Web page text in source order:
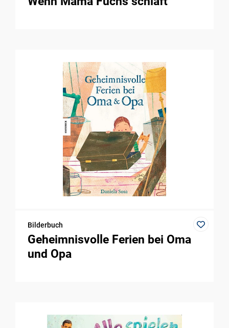
Bilderbuch
Geheimnisvolle Ferien bei Oma
und Opa